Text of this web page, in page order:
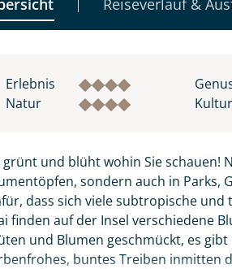
Reiseverlauf &
Erlebnis
Natur
Kultur
grünt und blüht wohin Sie schauen!
sondern auch in Parks,
dass sich viele subtropische
finden auf der Insel verschiedene
und Blumen geschmückt, es
buntes Treiben inmitten